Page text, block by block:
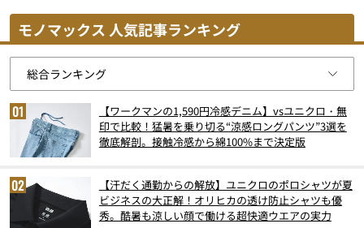
モノマックス 人気記事ランキング
【ワークマンの1,590円冷感デニム】vsユニクロ・無
印で比較！猛暑を乗り切る“涼感ロングパンツ”3選を
徹底解剖。接触冷感から綿100%まで決定版
【汗だく通勤からの解放】ユニクロのポロシャツが夏
ビジネスの大正解！オリヒカの透け防止シャツも優
秀。酷暑も涼しい顔で働ける超快適ウエアの実力